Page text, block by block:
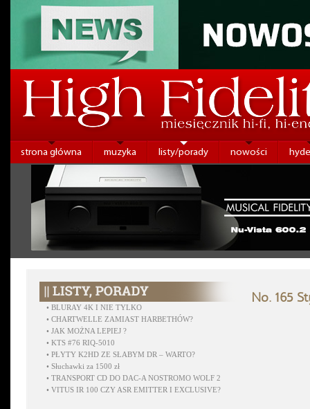
strona główna muzyka listy/porady nowości
No. 165
• BLURAY 4K I NIE TYLKO
• CHARTWELLE ZAMIAST HARBETHÓW?
• JAK MOŻNA LEPIEJ ?
• KTS #76 RIQ-5010
• PŁYTY K2HD ZE SŁABYM DR – WARTO?
• Słuchawki za 1500 zł
• TRANSPORT CD DO DAC-A NOSTROMO WOLF 2
• VITUS IR 100 CZY ASR EMITTER I EXCLUSIVE?